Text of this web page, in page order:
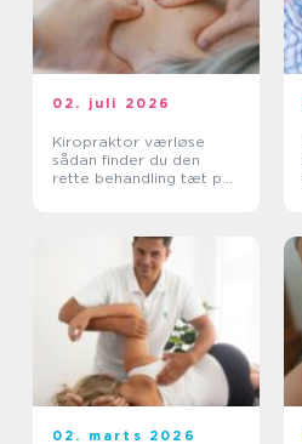
02. juli 2026
Kiropraktor værløse
sådan finder du den
rette behandling tæt på
02. marts 2026